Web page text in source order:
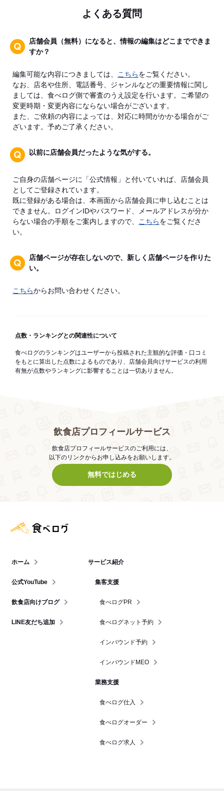
よくある質問
店舗会員（無料）になると、情報の編集はどこまでできま
すか？
編集可能な内容につきましては、 こちらをご覧ください。
なお、店名や住所、電話番号、ジャンルなどの重要情報に関し
ましては、食べログ側で審査のうえ設定を行います。ご希望の
変更時期・変更内容にならない場合がございます。
また、ご依頼の内容によっては、対応に時間がかかる場合がご
ざいます。予めご了承ください。
以前に店舗会員だったような気がする。
ご自身の店舗ページに「公式情報」と付いていれば、店舗会員
としてご登録されています。
既に登録がある場合は、本画面から店舗会員に申し込むことは
できません。ログインIDやパスワード、メールアドレスが分か
らない場合の手順をご案内しますので、
こちらをご覧くださ
い。
店舗ページが存在しないので、新しく店舗ページを作りた
い。
こちらからお問い合わせください。
点数・ランキングとの関連性について
食べログのランキングはユーザーから投稿された主観的な評価・口コミ
をもとに算出した点数によるものであり、店舗会員向けサービスの利用
有無が点数やランキングに影響することは一切ありません。
飲食店プロフィールサービス
飲食店プロフィールサービスのご利用には、
以下のリンクからお申し込みをお願いします。
無料ではじめる
ホーム
公式YouTube
飲食店向けブログ
LINE友だち追加
サービス紹介
集客支援
食べログPR
食べログネット予約
インバウンド予約
インバウンドMEO
業務支援
食べログ仕入
食べログオーダー
食べログ求人